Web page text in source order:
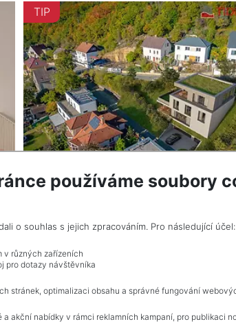
TIP
10,630,000 CZK (real estate) Price with
commision
používáme soubory
o souhlas s jejich zpracováním. Pro následující účel:
v různých zařízeních
pro dotazy návštěvníka
stránek, optimalizaci obsahu a správné fungování
akční nabídky v rámci reklamních kampaní, pro publikaci